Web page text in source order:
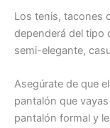
Los tenis, tacones
dependerá del tipo
semi-elegante,
Asegúrate de que
pantalón que
pantalón formal y